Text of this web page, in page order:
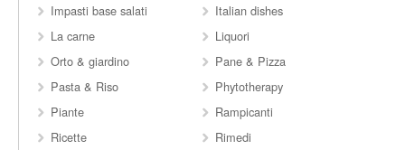
Impasti base salati
Italian dishes
La carne
Liquori
Orto & giardino
Pane & Pizza
Pasta & Riso
Phytotherapy
Piante
Rampicanti
Ricette
Rimedi